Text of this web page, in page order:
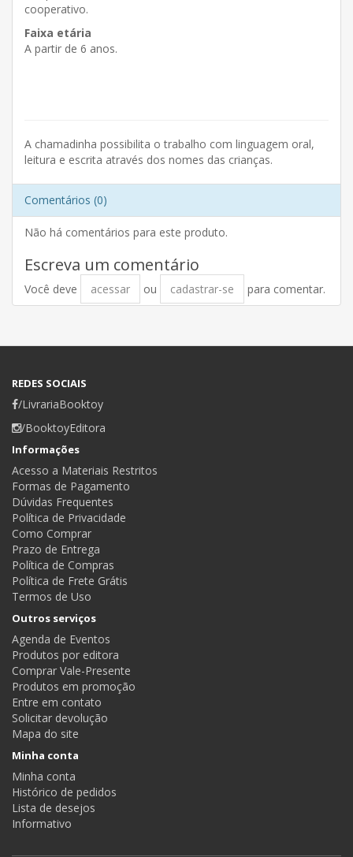
cooperativo.
Faixa etária
A partir de 6 anos.
A chamadinha possibilita o trabalho com linguagem oral,
leitura e escrita através dos nomes das crianças.
Comentários (0)
Não há comentários para este produto.
Escreva um comentário
Você deve acessar ou cadastrar-se para comentar.
REDES SOCIAIS
/LivrariaBooktoy
/BooktoyEditora
Informações
Acesso a Materiais Restritos
Formas de Pagamento
Dúvidas Frequentes
Política de Privacidade
Como Comprar
Prazo de Entrega
Política de Compras
Política de Frete Grátis
Termos de Uso
Outros serviços
Agenda de Eventos
Produtos por editora
Comprar Vale-Presente
Produtos em promoção
Entre em contato
Solicitar devolução
Mapa do site
Minha conta
Minha conta
Histórico de pedidos
Lista de desejos
Informativo